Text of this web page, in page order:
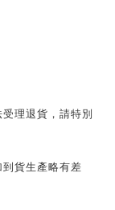
理退貨，請特別
貨生產略有差